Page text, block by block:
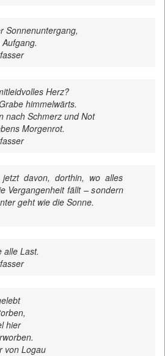
Sonnenuntergang,
Herz?
himmelwärts.
nach Schmerz und Not
Morgenrot.
davon, dorthin, wo alles
Vergangenheit fällt – sondern
geht wie die Sonne.
alle Last.
hier
von Logau